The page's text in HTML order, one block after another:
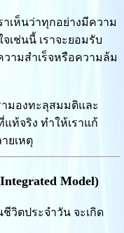
เห็นว่าทุกอย่างมีความ
จเช่นนี้ เราจะยอมรับ
ามสำเร็จหรือความล้ม
มองทะลุสมมติและ
ท้จริง ทำให้เราแก้
ยเหตุ
Model)
วิตประจำวัน จะเกิด